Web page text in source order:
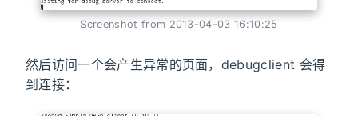
Screenshot from 2013-04-03 16:10:25
然后访问一个会产生异常的页面，debugclient 会得
到连接：